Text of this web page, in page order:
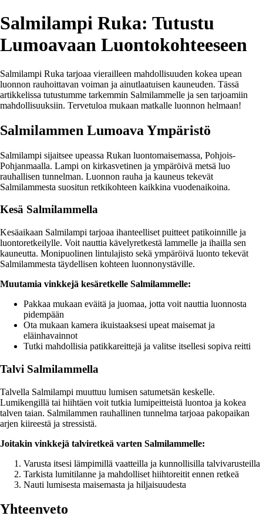
Salmilampi Ruka: Tutustu
Lumoavaan Luontokohteeseen
Salmilampi Ruka tarjoaa vierailleen mahdollisuuden kokea upean
luonnon rauhoittavan voiman ja ainutlaatuisen kauneuden. Tässä
artikkelissa tutustumme tarkemmin Salmilammelle ja sen tarjoamiin
mahdollisuuksiin. Tervetuloa mukaan matkalle luonnon helmaan!
Salmilammen Lumoava Ympäristö
Salmilampi sijaitsee upeassa Rukan luontomaisemassa, Pohjois-
Pohjanmaalla. Lampi on kirkasvetinen ja ympäröivä metsä luo
rauhallisen tunnelman. Luonnon rauha ja kauneus tekevät
Salmilammesta suositun retkikohteen kaikkina vuodenaikoina.
Kesä Salmilammella
Kesäaikaan Salmilampi tarjoaa ihanteelliset puitteet patikoinnille ja
luontoretkeilylle. Voit nauttia kävelyretkestä lammelle ja ihailla sen
kauneutta. Monipuolinen lintulajisto sekä ympäröivä luonto tekevät
Salmilammesta täydellisen kohteen luonnonystäville.
Muutamia vinkkejä kesäretkelle Salmilammelle:
Pakkaa mukaan eväitä ja juomaa, jotta voit nauttia luonnosta
pidempään
Ota mukaan kamera ikuistaaksesi upeat maisemat ja
eläinhavainnot
Tutki mahdollisia patikkareittejä ja valitse itsellesi sopiva reitti
Talvi Salmilammella
Talvella Salmilampi muuttuu lumisen satumetsän keskelle.
Lumikengillä tai hiihtäen voit tutkia lumipeitteistä luontoa ja kokea
talven taian. Salmilammen rauhallinen tunnelma tarjoaa pakopaikan
arjen kiireestä ja stressistä.
Joitakin vinkkejä talviretkeä varten Salmilammelle:
Varusta itsesi lämpimillä vaatteilla ja kunnollisilla talvivarusteilla
Tarkista lumitilanne ja mahdolliset hiihtoreitit ennen retkeä
Nauti lumisesta maisemasta ja hiljaisuudesta
Yhteenveto